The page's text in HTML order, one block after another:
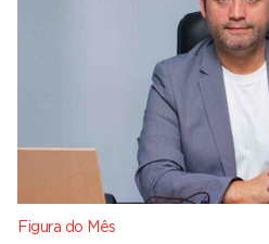
Figura do Mês